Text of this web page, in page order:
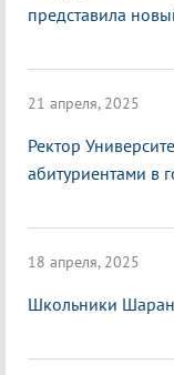
представила
21 апреля, 2025
Ректор
абитуриентами в
18 апреля, 2025
Школьники